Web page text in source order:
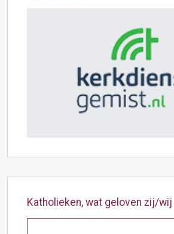
Katholieken, wat geloven zij/wij